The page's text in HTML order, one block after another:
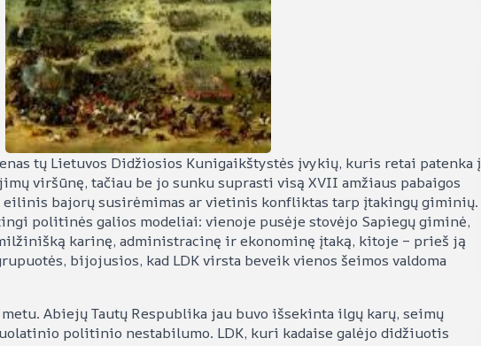
tų Lietuvos Didžiosios Kunigaikštystės įvykių, kuris retai patenka į
viršūnę, tačiau be jo sunku suprasti visą XVII amžiaus pabaigos
eilinis bajorų susirėmimas ar vietinis konfliktas tarp įtakingų giminių.
politinės galios modeliai: vienoje pusėje stovėjo Sapiegų giminė,
karinę, administracinę ir ekonominę įtaką, kitoje – prieš ją
bijojusios, kad LDK virsta beveik vienos šeimos valdoma
Abiejų Tautų Respublika jau buvo išsekinta ilgų karų, seimų
politinio nestabilumo. LDK, kuri kadaise galėjo didžiuotis